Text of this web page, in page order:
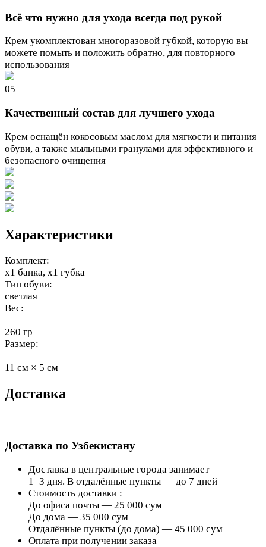
Всё что нужно для ухода всегда под рукой
Крем укомплектован многоразовой губкой, которую вы
можете помыть и положить обратно, для повторного
использования
05
Качественный состав для лучшего ухода
Крем оснащён кокосовым маслом для мягкости и питания
обуви, а также мыльными гранулами для эффективного и
безопасного очищения
Характеристики
Комплект:
x1 банка, x1 губка
Тип обуви:
светлая
Вес:
260 гр
Размер:
11 см × 5 см
Доставка
Доставка по Узбекистану
Доставка в центральные города занимает
1–3 дня. В отдалённые пункты — до 7 дней
Стоимость доставки :
До офиса почты — 25 000 сум
До дома — 35 000 сум
Отдалённые пункты (до дома) — 45 000 сум
Оплата при получении заказа